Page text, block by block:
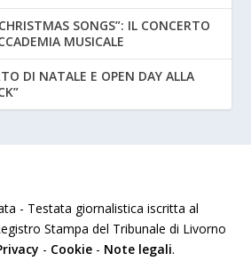
SONGS”: IL CONCERTO
MUSICALE
DI NATALE E OPEN DAY ALLA
- Testata giornalistica iscritta al
Stampa del Tribunale di Livorno
- Cookie - Note legali.